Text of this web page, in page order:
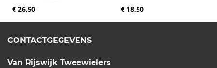
€ 26,50 € 18,50
CONTACTGEGEVENS
Van Rijswijk Tweewielers